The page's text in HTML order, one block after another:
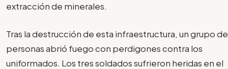
extracción de minerales.
Tras la destrucción de esta infraestructura, un grupo de
personas abrió fuego con perdigones contra los
uniformados. Los tres soldados sufrieron heridas en el